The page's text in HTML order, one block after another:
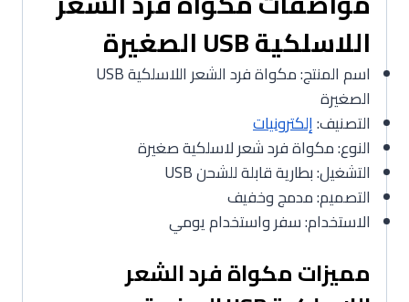
اللاسلكية USB الصغيرة
اسم المنتج: مكواة فرد الشعر اللاسلكية USB
الصغيرة
التصنيف:إلكترونيات
النوع: مكواة فرد شعر لاسلكية صغيرة
التشغيل: بطارية قابلة للشحن USB
التصميم: مدمج وخفيف
الاستخدام: سفر واستخدام يومي
مميزات مكواة فرد الشعر